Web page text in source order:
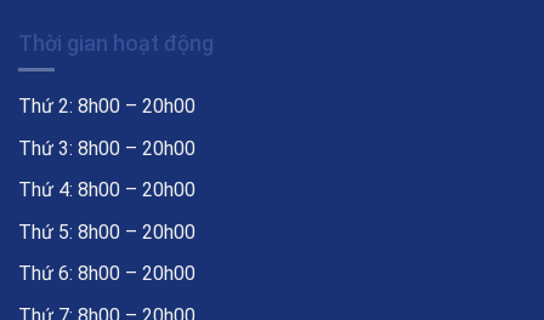
Thời gian hoạt động
Thứ 2: 8h00 – 20h00
Thứ 3: 8h00 – 20h00
Thứ 4: 8h00 – 20h00
Thứ 5: 8h00 – 20h00
Thứ 6: 8h00 – 20h00